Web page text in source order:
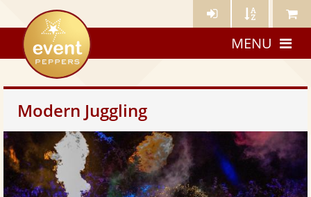
Künstler- Künstler Meine
eventpeppers
MENU
Modern Juggling